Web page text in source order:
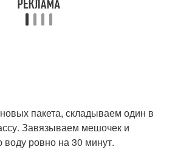
пакета, складываем один в
Завязываем мешочек и
ровно на 30 минут.